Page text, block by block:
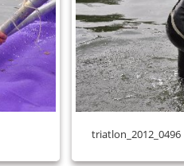
triatlon_2012_0496